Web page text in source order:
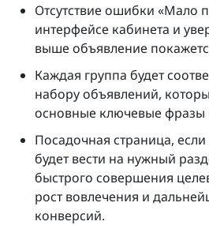
Отсутствие ошибки «Мало
интерфейсе кабинета и
выше объявление
Каждая группа будет
набору объявлений,
основные ключевые фразы
Посадочная страница,
будет вести на нужный
быстрого совершения
рост вовлечения и
конверсий.